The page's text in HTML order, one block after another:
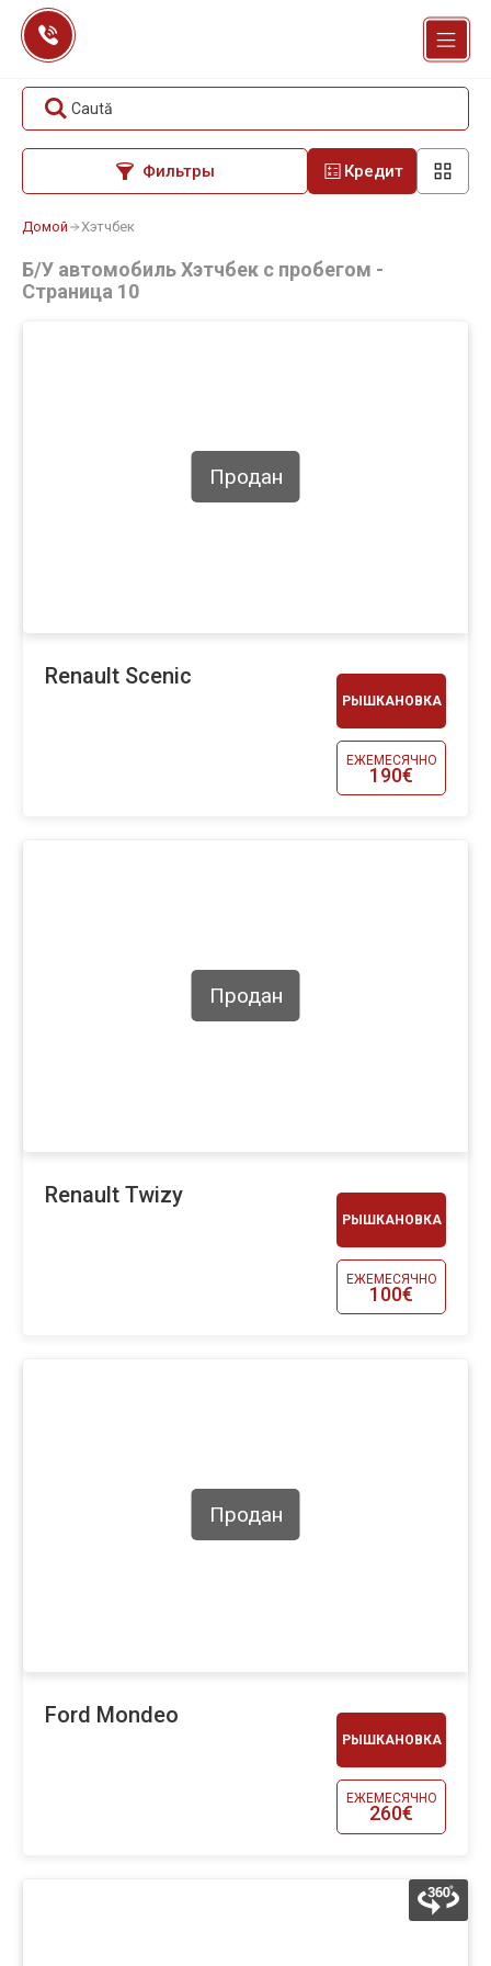
Перейти
содержанию
Caută
Фильтры Кредит
Домой Хэтчбек
Б/У автомобиль Хэтчбек с пробегом -
Страница 10
РЫШКАНОВКА
ЕЖЕМЕСЯЧНО
190€
Продан
Renault Scenic
РЫШКАНОВКА
ЕЖЕМЕСЯЧНО
100€
Продан
Renault Twizy
РЫШКАНОВКА
ЕЖЕМЕСЯЧНО
260€
Продан
Ford Mondeo